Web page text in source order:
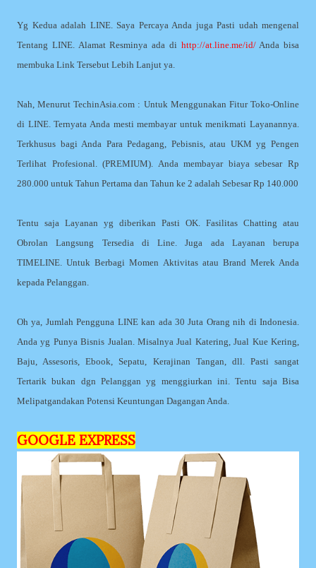
Yg Kedua adalah LINE. Saya Percaya Anda juga Pasti udah mengenal
Tentang LINE. Alamat Resminya ada di http://at.line.me/id/Anda bisa
membuka Link Tersebut Lebih Lanjut ya.
Nah, Menurut TechinAsia.com : Untuk Menggunakan Fitur Toko-Online
di LINE. Ternyata Anda mesti membayar untuk menikmati Layanannya.
Terkhusus bagi Anda Para Pedagang, Pebisnis, atau UKM yg Pengen
Terlihat Profesional. (PREMIUM). Anda membayar biaya sebesar Rp
280.000 untuk Tahun Pertama dan Tahun ke 2 adalah Sebesar Rp 140.000
Tentu saja Layanan yg diberikan Pasti OK. Fasilitas Chatting atau
Obrolan Langsung Tersedia di Line. Juga ada Layanan berupa
TIMELINE. Untuk Berbagi Momen Aktivitas atau Brand Merek Anda
kepada Pelanggan.
Oh ya, Jumlah Pengguna LINE kan ada 30 Juta Orang nih di Indonesia.
Anda yg Punya Bisnis Jualan. Misalnya Jual Katering, Jual Kue Kering,
Baju, Assesoris, Ebook, Sepatu, Kerajinan Tangan, dll. Pasti sangat
Tertarik bukan dgn Pelanggan yg menggiurkan ini. Tentu saja Bisa
Melipatgandakan Potensi Keuntungan Dagangan Anda.
GOOGLE EXPRESS